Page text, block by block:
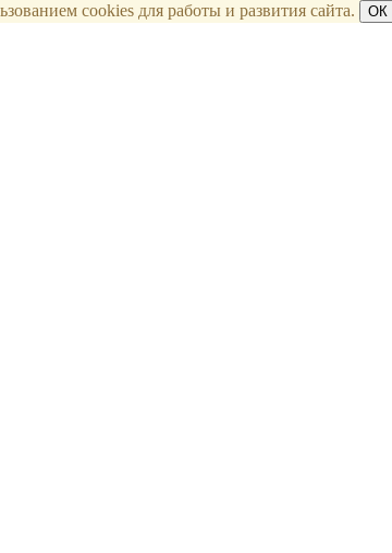
cookies для работы и развития сайта. ОК